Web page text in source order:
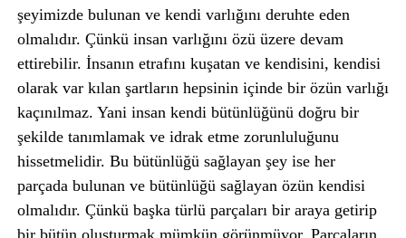
şeyimizde bulunan ve kendi varlığını deruhte eden
olmalıdır. Çünkü insan varlığını özü üzere devam
ettirebilir. İnsanın etrafını kuşatan ve kendisini, kendisi
olarak var kılan şartların hepsinin içinde bir özün varlığı
kaçınılmaz. Yani insan kendi bütünlüğünü doğru bir
şekilde tanımlamak ve idrak etme zorunluluğunu
hissetmelidir. Bu bütünlüğü sağlayan şey ise her
parçada bulunan ve bütünlüğü sağlayan özün kendisi
olmalıdır. Çünkü başka türlü parçaları bir araya getirip
bir bütün oluşturmak mümkün görünmüyor. Parçaların